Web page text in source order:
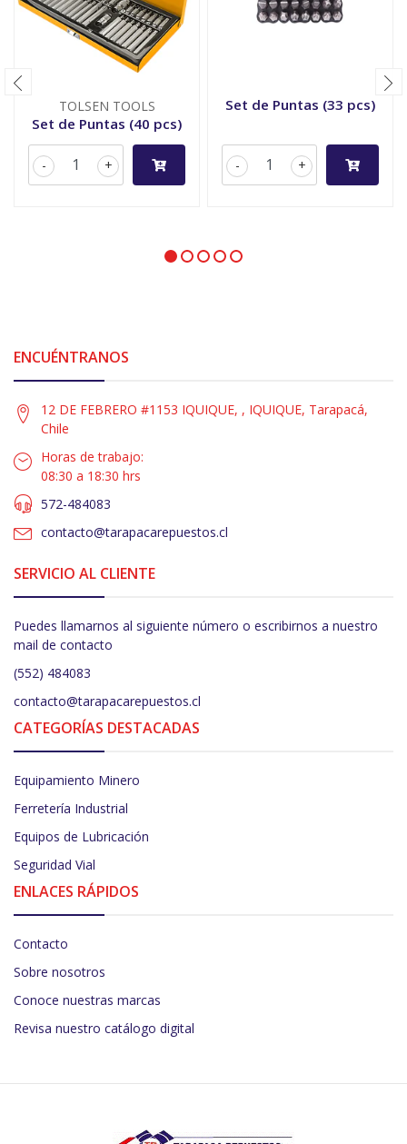
TOLSEN TOOLS
Set de Puntas (40 pcs)
+
-
Set de Puntas (33 pcs)
+
-
ENCUÉNTRANOS
12 DE FEBRERO #1153 IQUIQUE, , IQUIQUE, Tarapacá,
Chile
Horas de trabajo:
08:30 a 18:30 hrs
572-484083
contacto@tarapacarepuestos.cl
SERVICIO AL CLIENTE
Puedes llamarnos al siguiente número o escribirnos a nuestro
mail de contacto
(552) 484083
contacto@tarapacarepuestos.cl
CATEGORÍAS DESTACADAS
Equipamiento Minero
Ferretería Industrial
Equipos de Lubricación
Seguridad Vial
ENLACES RÁPIDOS
Contacto
Sobre nosotros
Conoce nuestras marcas
Revisa nuestro catálogo digital